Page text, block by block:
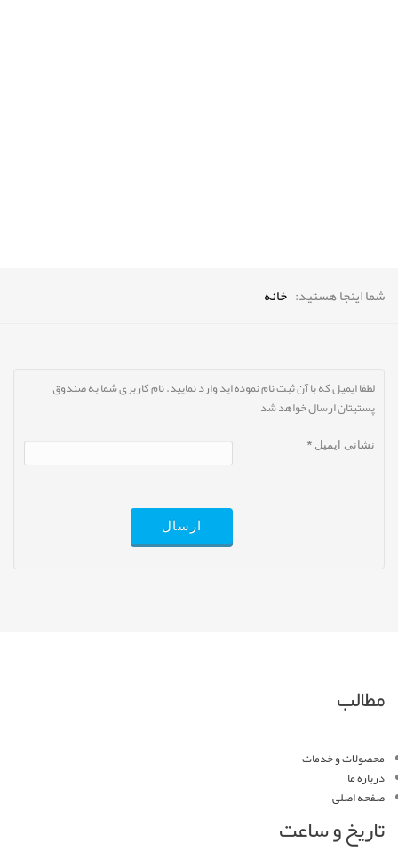
شما اینجا هستید: خانه
لطفا ایمیل که با آن ثبت نام نموده اید وارد نمایید. نام کاربری شما به صندوق
پستیتان ارسال خواهد شد
نشانی ایمیل *
ارسال
مطالب
محصولات و خدمات
درباره ما
صفحه اصلی
تاریخ و ساعت